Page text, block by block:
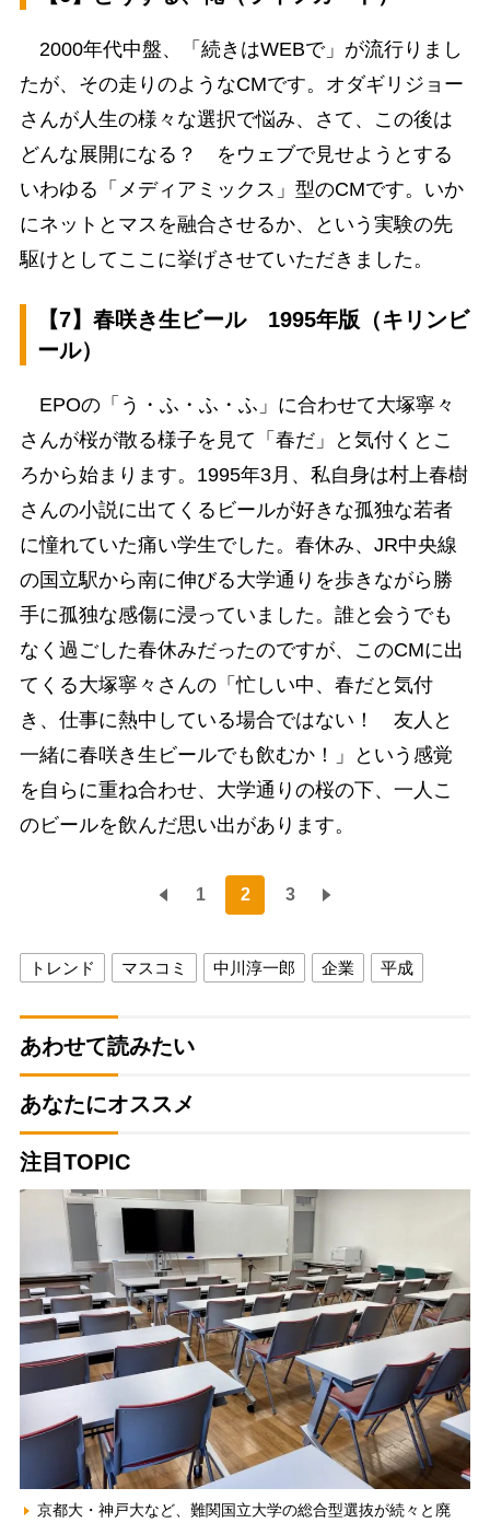
2000年代中盤、「続きはWEBで」が流行りまし
たが、その走りのようなCMです。オダギリジョー
さんが人生の様々な選択で悩み、さて、この後は
どんな展開になる？ をウェブで見せようとする
いわゆる「メディアミックス」型のCMです。いか
にネットとマスを融合させるか、という実験の先
駆けとしてここに挙げさせていただきました。
【7】春咲き生ビール 1995年版（キリンビ
ール）
EPOの「う・ふ・ふ・ふ」に合わせて大塚寧々
さんが桜が散る様子を見て「春だ」と気付くとこ
ろから始まります。1995年3月、私自身は村上春樹
さんの小説に出てくるビールが好きな孤独な若者
に憧れていた痛い学生でした。春休み、JR中央線
の国立駅から南に伸びる大学通りを歩きながら勝
手に孤独な感傷に浸っていました。誰と会うでも
なく過ごした春休みだったのですが、このCMに出
てくる大塚寧々さんの「忙しい中、春だと気付
き、仕事に熱中している場合ではない！ 友人と
一緒に春咲き生ビールでも飲むか！」という感覚
を自らに重ね合わせ、大学通りの桜の下、一人こ
のビールを飲んだ思い出があります。
1 2 3
トレンド マスコミ 中川淳一郎 企業 平成
あわせて読みたい
あなたにオススメ
注目TOPIC
京都大・神戸大など、難関国立大学の総合型選抜が続々と廃